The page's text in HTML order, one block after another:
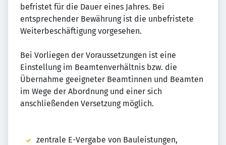
befristet für die Dauer eines Jahres. Bei
entsprechender Bewährung ist die unbefristete
Weiterbeschäftigung vorgesehen.
Bei Vorliegen der Voraussetzungen ist eine
Einstellung im Beamtenverhältnis bzw. die
Übernahme geeigneter Beamtinnen und Beamten
im Wege der Abordnung und einer sich
anschließenden Versetzung möglich.
zentrale E-Vergabe von Bauleistungen,